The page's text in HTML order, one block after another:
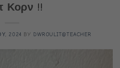
Κορν !!
2024 BY DWROULIT@TEACHER